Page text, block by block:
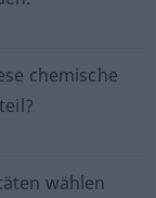
chemische
wählen